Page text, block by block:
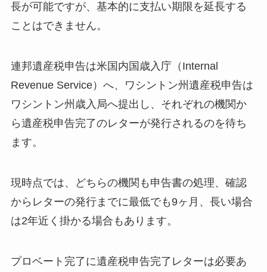
長が可能ですが、基本的に支払い期限を延長する
ことはできません。
連邦遺産税申告は米国内国歳入庁（Internal
Revenue Service）へ、ワシントン州遺産税申告は
ワシントン州歳入局へ提出し、それぞれの機関か
ら遺産税申告完了のレターが発行されるのを待ち
ます。
現時点では、どちらの機関も申告書の処理、確認
からレターの発行までに最低でも9ヶ月、長い場合
は2年近く掛かる場合もあります。
プロベート完了に遺産税申告完了レターは必要あ